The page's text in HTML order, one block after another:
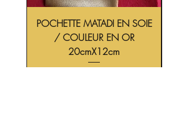
POCHETTE MATADI EN SOIE
/ COULEUR EN OR
20cmX12cm